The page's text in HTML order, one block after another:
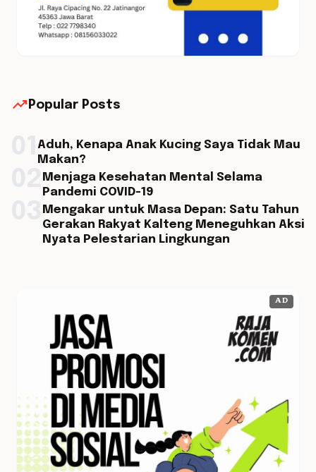
trending_up Popular Posts
Aduh, Kenapa Anak Kucing Saya Tidak Mau
Makan?
Menjaga Kesehatan Mental Selama
Pandemi COVID-19
Mengakar untuk Masa Depan: Satu Tahun
Gerakan Rakyat Kalteng Meneguhkan Aksi
Nyata Pelestarian Lingkungan
AD